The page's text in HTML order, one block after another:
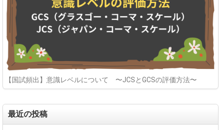
【国試頻出】意識レベルについて 〜JCSとGCSの評価方法〜
最近の投稿